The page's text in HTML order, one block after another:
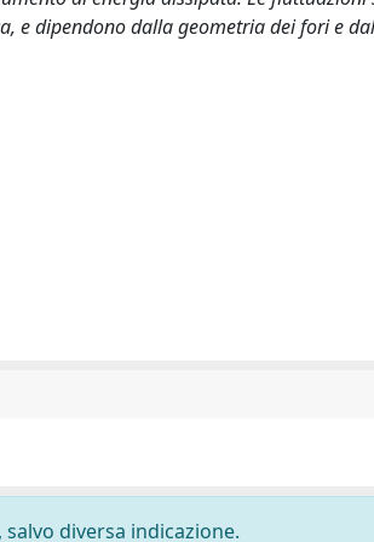
e dipendono dalla geometria dei fori e
diversa indicazione.